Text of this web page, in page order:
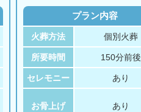
プラン内容
火葬方法 個別火葬
所要時間 150分前後
セレモニー あり
お骨上げ あり